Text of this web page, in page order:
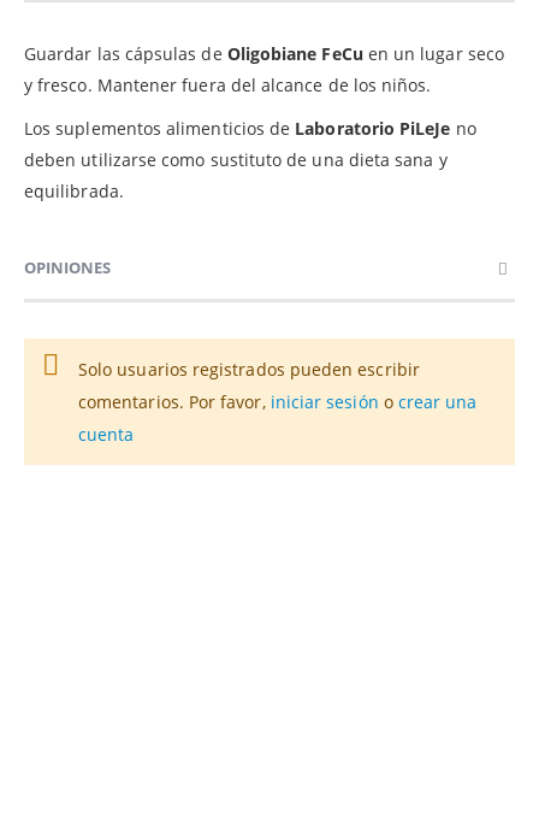
Guardar las cápsulas de Oligobiane FeCu en un lugar seco
y fresco. Mantener fuera del alcance de los niños.
Los suplementos alimenticios de Laboratorio PiLeJe no
deben utilizarse como sustituto de una dieta sana y
equilibrada.
OPINIONES
Solo usuarios registrados pueden escribir
comentarios. Por favor, iniciar sesión o crear una
cuenta